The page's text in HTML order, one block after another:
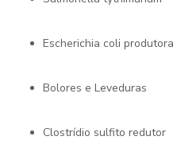
Escherichia coli
Bolores e Leveduras
Clostrídio sulfito redutor